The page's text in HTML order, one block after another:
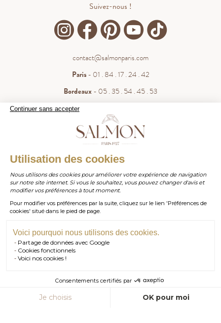
Continuer sans accepter
Utilisation des cookies
Nous utilisons des cookies pour améliorer votre expérience de navigation
sur notre site internet. Si vous le souhaitez, vous pouvez changer d'avis et
modifier vos préférences à tout moment.
Pour modifier vos préférences par la suite, cliquez sur le lien 'Préférences de
cookies' situé dans le pied de page.
Voici pourquoi nous utilisons des cookies.
Partage de données avec Google
Cookies fonctionnels
Voici nos cookies !
Consentements certifiés par
Je choisis OK pour moi
WHATSAPP
E-MAIL contact@salmonparis.com
TÉL PARIS
RDV SHOWROOM
RDV TÉLÉPHONIQUE
Suivez-nous !
contact@salmonparis.com
Paris- 01 . 84 . 17 . 24 . 42
Bordeaux- 05 . 35 . 54 . 45 . 53
WhatsApp
Paiement sécurisé
© Salmon Paris 2026 — Tous droits réservés.
AJOUTER AU PANIER